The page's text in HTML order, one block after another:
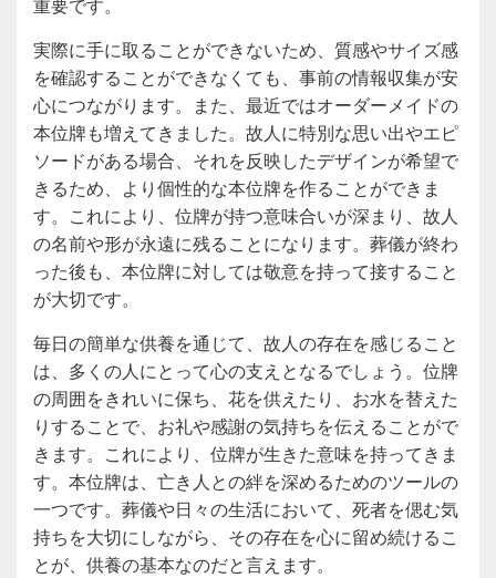
実際に手に取ることができないため、質感やサイズ感
を確認することができなくても、事前の情報収集が安
心につながります。また、最近ではオーダーメイドの
本位牌も増えてきました。故人に特別な思い出やエピ
ソードがある場合、それを反映したデザインが希望で
きるため、より個性的な本位牌を作ることができま
す。これにより、位牌が持つ意味合いが深まり、故人
の名前や形が永遠に残ることになります。葬儀が終わ
った後も、本位牌に対しては敬意を持って接すること
が大切です。
毎日の簡単な供養を通じて、故人の存在を感じること
は、多くの人にとって心の支えとなるでしょう。位牌
の周囲をきれいに保ち、花を供えたり、お水を替えた
りすることで、お礼や感謝の気持ちを伝えることがで
きます。これにより、位牌が生きた意味を持ってきま
す。本位牌は、亡き人との絆を深めるためのツールの
一つです。葬儀や日々の生活において、死者を偲む気
持ちを大切にしながら、その存在を心に留め続けるこ
とが、供養の基本なのだと言えます。